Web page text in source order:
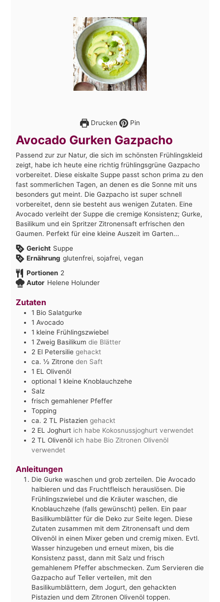
Drucken Pin
Avocado Gurken Gazpacho
Passend zur zur Natur, die sich im schönsten Frühlingskleid
zeigt, habe ich heute eine richtig frühlingsgrüne Gazpacho
vorbereitet. Diese eiskalte Suppe passt schon prima zu den
fast sommerlichen Tagen, an denen es die Sonne mit uns
besonders gut meint. Die Gazpacho ist super schnell
vorbereitet, denn sie besteht aus wenigen Zutaten. Eine
Avocado verleiht der Suppe die cremige Konsistenz; Gurke,
Basilikum und ein Spritzer Zitronensaft erfrischen den
Gaumen. Perfekt für eine kleine Auszeit im Garten...
Gericht Suppe
Ernährung glutenfrei, sojafrei, vegan
Portionen 2
Autor Helene Holunder
Zutaten
1 Bio Salatgurke
1 Avocado
1 kleine Frühlingszwiebel
1 Zweig Basilikum die Blätter
2 El Petersilie gehackt
ca. ½Zitrone den Saft
1 EL Olivenöl
optional 1 kleine Knoblauchzehe
Salz
frisch gemahlener Pfeffer
Topping
ca. 2 TL Pistazien gehackt
2 EL Joghurt ich habe Kokosnussjoghurt verwendet
2 TL Olivenöl ich habe Bio Zitronen Olivenöl
verwendet
Anleitungen
Die Gurke waschen und grob zerteilen. Die Avocado
halbieren und das Fruchtfleisch herauslösen. Die
Frühlingszwiebel und die Kräuter waschen, die
Knoblauchzehe (falls gewünscht) pellen. Ein paar
Basilikumblätter für die Deko zur Seite legen. Diese
Zutaten zusammen mit dem Zitronensaft und dem
Olivenöl in einen Mixer geben und cremig mixen. Evtl.
Wasser hinzugeben und erneut mixen, bis die
Konsistenz passt, dann mit Salz und frisch
gemahlenem Pfeffer abschmecken. Zum Servieren die
Gazpacho auf Teller verteilen, mit den
Basilikumblättern, dem Jogurt, den gehackten
Pistazien und dem Zitronen Olivenöl toppen.